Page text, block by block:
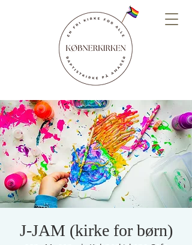
J-JAM (kirke for børn)